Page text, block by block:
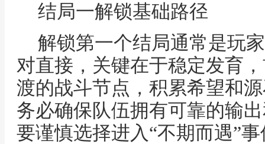
结局一解锁基础路径
解锁第一个结局通常是玩
对直接，关键在于稳定发育
渡的战斗节点，积累希望和
务必确保队伍拥有可靠的输
要谨慎选择进入“不期而遇”